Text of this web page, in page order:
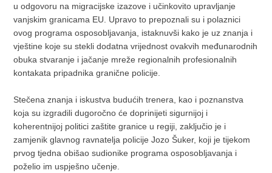
u odgovoru na migracijske izazove i učinkovito upravljanje
vanjskim granicama EU. Upravo to prepoznali su i polaznici
ovog programa osposobljavanja, istaknuvši kako je uz znanja i
vještine koje su stekli dodatna vrijednost ovakvih međunarodnih
obuka stvaranje i jačanje mreže regionalnih profesionalnih
kontakata pripadnika granične policije.
Stečena znanja i iskustva budućih trenera, kao i poznanstva
koja su izgradili dugoročno će doprinijeti sigurnijoj i
koherentnijoj politici zaštite granice u regiji, zaključio je i
zamjenik glavnog ravnatelja policije Jozo Šuker, koji je tijekom
prvog tjedna obišao sudionike programa osposobljavanja i
poželio im uspješno učenje.